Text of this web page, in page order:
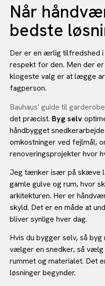
Når
bedste
Der er en ærlig tilfredshed
respekt for den. Men der
klogeste valg er at lægge
fagperson.
Bauhaus' guide til
det præcist. Byg selv
håndbygget
omkostninger ved fejlmål,
renoveringsprojekter hvor
Jeg tænker især på skæve
gamle gulve og rum, hvor
arkitekturen. Her er
skyld. Det er en måde at
bliver synlige hver dag.
Hvis du bygger selv, så
vælger en snedker, så
rummet og materialet. Det
løsninger begynder.